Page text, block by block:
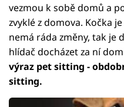
vezmou k sobě domů a
zvyklé z domova. Kočka
nemá ráda změny, tak je
hlídač docházet za ní
výraz pet sitting -
sitting.